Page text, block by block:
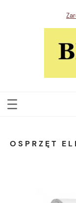
OSPRZĘT